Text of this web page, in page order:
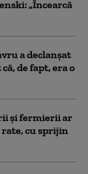
„Încearcă
a declanșat
de fapt, era o
și fermierii ar
cu sprijin